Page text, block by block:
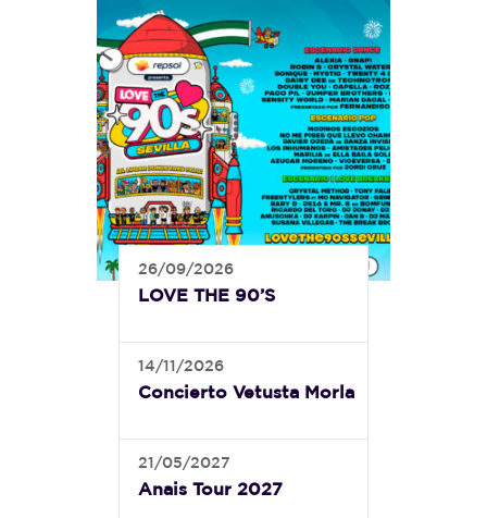
26/09/2026
LOVE THE 90’S
14/11/2026
Concierto Vetusta Morla
21/05/2027
Anais Tour 2027